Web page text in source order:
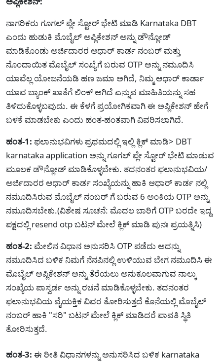
ನಾಗರಿಕರು ಗೂಗಲ್ ಪ್ಲೇ ಸ್ಟೋರ್ ಭೇಟಿ ಮಾಡಿ Karnataka DBT
ಎಂದು ಹುಡುಕಿ ಮೊಬೈಲ್ ಅಪ್ಲಿಕೇಶನ್ ಅನ್ನು ಡೌನ್ಲೋಡ್
ಮಾಡಿಕೊಂಡು ಅರ್ಜಿದಾರರ ಆಧಾರ್ ಕಾರ್ಡ ನಂಬರ್ ಮತ್ತು
ನೊಂದಾಯಿತ ಮೊಬೈಲ್ ಸಂಖ್ಯೆಗೆ ಬರುವ OTP ಅನ್ನು ನಮೂದಿಸಿ
ಯಾವೆಲ್ಲ ಯೋಜನೆಯಡಿ ಹಣ ಜಮಾ ಅಗಿದೆ, ನಿಮ್ಮ ಆಧಾರ್ ಕಾರ್ಡಾ
ಯಾವ ಬ್ಯಾಂಕ್ ಖಾತೆಗೆ ಲಿಂಕ್ ಅಗಿದೆ ಎನ್ನುವ ಮಾಹಿತಿಯನ್ನು ಸಹ
ತಿಳಿದುಕೊಳ್ಳಬವುದು. ಈ ಕೆಳಗೆ ಪ್ರಯೋಗಿಕವಾಗಿ ಈ ಅಪ್ಲಿಕೇಶನ್ ಹೇಗೆ
ಬಳಕೆ ಮಾಡಬೇಕು ಎಂದು ಹಂತ-ಹಂತವಾಗಿ ವಿವರಿಸಲಾಗಿದೆ.
ಹಂತ-1: ಫಲಾನುಭವಿಗಳು ಪ್ರಥಮದಲ್ಲಿ ಇಲ್ಲಿ ಕ್ಲಿಕ್ ಮಾಡಿ> DBT
karnataka application ಅನ್ನು ಗೂಗಲ್ ಪ್ಲೇ ಸ್ಟೋರ್ ಭೇಟಿ ಮಾಡುವ
ಮೂಲಕ ಡೌನ್ಲೋಡ್ ಮಾಡಿಕೊಳ್ಳಬೇಕು. ತದನಂತರ ಫಲಾನುಭವಿಯ/
ಅರ್ಜಿದಾರರ ಆಧಾರ್ ಕಾರ್ಡ ಸಂಖ್ಯೆಯನ್ನು ಹಾಕಿ ಆಧಾರ್ ಕಾರ್ಡ ನಲ್ಲಿ
ನಮೂದಿಸಿರುವ ಮೊಬೈಲ್ ನಂಬರ್ ಗೆ ಬರುವ 6 ಅಂಕಿಯ OTP ಅನ್ನು
ನಮೂದಿಸಬೇಕು.(ವಿಶೇಷ ಸೂಚನೆ: ಮೊದಲ ಬಾರಿಗೆ OTP ಬರದೇ ಇದ್ದ
ಪಕ್ಷದಲ್ಲಿ resend otp ಬಟನ್ ಮೇಲೆ ಕ್ಲಿಕ್ ಮಾಡಿ ಪುನಃ ಪ್ರಯತ್ನಿಸಿ)
ಹಂತ-2: ಮೇಲಿನ ವಿಧಾನ ಅನುಸರಿಸಿ OTP ಪಡೆದು ಅದನ್ನು
ನಮೂದಿಸಿದ ಬಳಿಕ ನಿಮಗೆ ನೆನಪಿನಲ್ಲಿ ಉಳಿಯುವ ಬೇಗ ನಮೂದಿಸಿ ಈ
ಮೊಬೈಲ್ ಅಪ್ಲಿಕೇಶನ್ ಅನ್ನು ತೆರೆಯಲು ಅನುಕೂಲವಾಗುವ ನಾಲ್ಕು
ಸಂಖ್ಯೆಯ ಪಾಸ್ವರ್ಡ ಅನ್ನು ರಚನೆ ಮಾಡಿಕೊಳ್ಳಬೇಕು. ತದನಂತರ
ಫಲಾನುಭವಿಯ ವೈಯಕ್ತಿಕ ವಿವರ ತೋರಿಸುತ್ತದೆ ಕೊನೆಯಲ್ಲಿ ಮೊಬೈಲ್
ನಂಬರ್ ಹಾಕಿ "ಸರಿ" ಬಟನ್ ಮೇಲೆ ಕ್ಲಿಕ್ ಮಾಡಿದರೆ ಪಾವತಿ ಸ್ಥಿತಿ
ತೋರಿಸುತ್ತದೆ.
ಹಂತ-3: ಈ ರೀತಿ ವಿಧಾನಗಳನ್ನು ಅನುಸರಿಸಿದ ಬಳಿಕ karnataka